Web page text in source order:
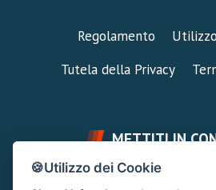
Regolamento
Tutela della Privacy
METTITI IN
FAI UNA DOMANDA
🍪Utilizzo dei Cookie